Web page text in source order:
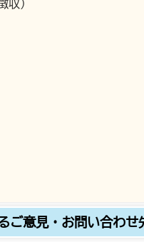
収）
ご意見・お問い合わせ